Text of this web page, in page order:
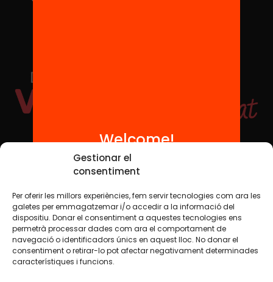
Gestionar el
consentiment
Per oferir les millors experiències, fem servir tecnologies com ara les
galetes per emmagatzemar i/o accedir a la informació del
dispositiu. Donar el consentiment a aquestes tecnologies ens
permetrà processar dades com ara el comportament de
navegació o identificadors únics en aquest lloc. No donar el
consentiment o retirar-lo pot afectar negativament determinades
característiques i funcions.
Social Media
TW YTB IG FB IN
Legal NoticeCookie Policy
Welcome!